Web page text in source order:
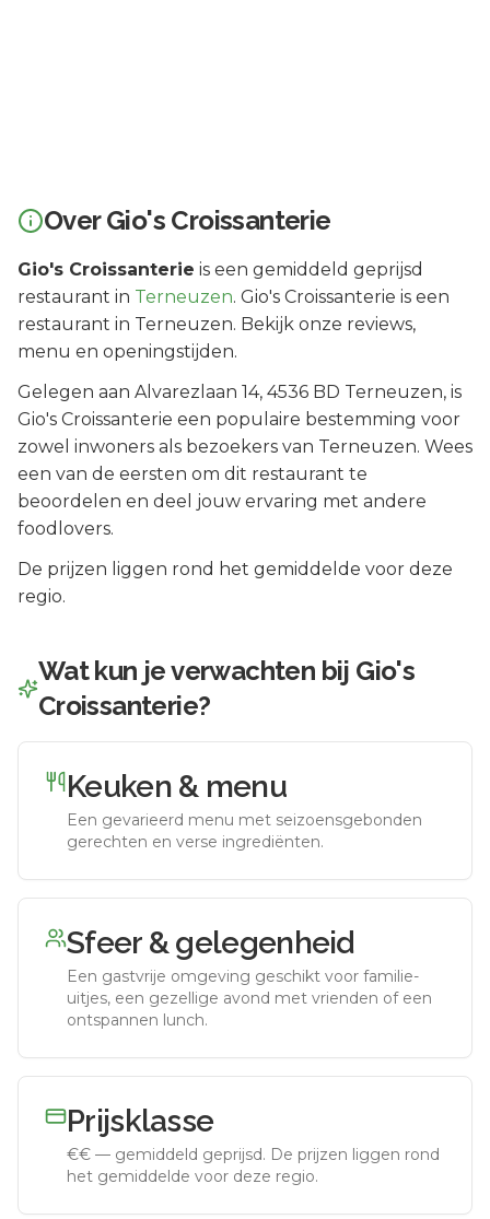
OverGio's Croissanterie
Gio's Croissanterie is een gemiddeld geprijsd
restaurant in Terneuzen. Gio's Croissanterie is een
restaurant in Terneuzen. Bekijk onze reviews,
menu en openingstijden.
Gelegen aan Alvarezlaan 14, 4536 BD Terneuzen, is
Gio's Croissanterie een populaire bestemming voor
zowel inwoners als bezoekers van Terneuzen. Wees
een van de eersten om dit restaurant te
beoordelen en deel jouw ervaring met andere
foodlovers.
De prijzen liggen rond het gemiddelde voor deze
regio.
Wat kun je verwachten bij Gio's
Croissanterie?
Keuken & menu
Een gevarieerd menu met seizoensgebonden
gerechten en verse ingrediënten.
Sfeer & gelegenheid
Een gastvrije omgeving geschikt voor familie-
uitjes, een gezellige avond met vrienden of een
ontspannen lunch.
Prijsklasse
€€ — gemiddeld geprijsd. De prijzen liggen rond
het gemiddelde voor deze regio.